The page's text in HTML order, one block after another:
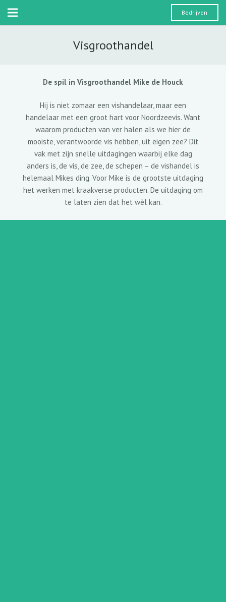
Bedrijven
Visgroothandel
De spil in Visgroothandel Mike de Houck
Hij is niet zomaar een vishandelaar, maar een
handelaar met een groot hart voor Noordzeevis. Want
waarom producten van ver halen als we hier de
mooiste, verantwoorde vis hebben, uit eigen zee? Dit
vak met zijn snelle uitdagingen waarbij elke dag
anders is, de vis, de zee, de schepen – de vishandel is
helemaal Mikes ding. Voor Mike is de grootste uitdaging
het werken met kraakverse producten. De uitdaging om
te laten zien dat het wèl kan.